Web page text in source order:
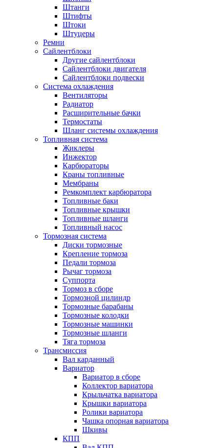
Штанги
Штифты
Штоки
Штуцеры
Ремни
Сайлентблоки
Другие сайлентблоки
Сайлентблоки двигателя
Сайлентблоки подвески
Система охлаждения
Вентиляторы
Радиатор
Расширительные бачки
Термостаты
Шланг системы охлаждения
Топливная система
Жиклеры
Инжектор
Карбюраторы
Краны топливные
Мембраны
Ремкомплект карбюратора
Топливные баки
Топливные крышки
Топливные шланги
Топливный насос
Тормозная система
Диски тормозные
Крепление тормоза
Педали тормоза
Рычаг тормоза
Суппорта
Тормоз в сборе
Тормозной цилиндр
Тормозные барабаны
Тормозные колодки
Тормозные машинки
Тормозные шланги
Тяга тормоза
Трансмиссия
Вал карданный
Вариатор
Вариатор в сборе
Коллектор вариатора
Крыльчатка вариатора
Крышки вариатора
Ролики вариатора
Чашка опорная вариатора
Шкивы
КПП